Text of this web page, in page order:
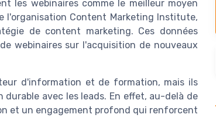
les webinaires comme le meilleur moyen
l'organisation Content Marketing Institute,
de content marketing. Ces données
webinaires sur l'acquisition de nouveaux
d'information et de formation, mais ils
avec les leads. En effet, au-delà de
et un engagement profond qui renforcent